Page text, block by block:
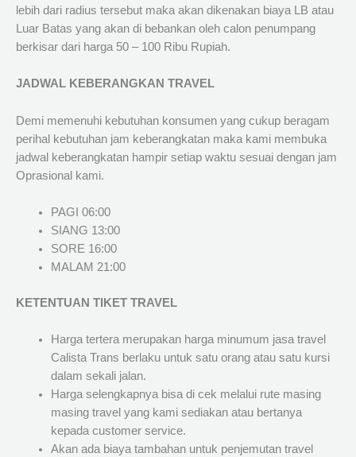
lebih dari radius tersebut maka akan dikenakan biaya LB atau
Luar Batas yang akan di bebankan oleh calon penumpang
berkisar dari harga 50 – 100 Ribu Rupiah.
JADWAL KEBERANGKAN TRAVEL
Demi memenuhi kebutuhan konsumen yang cukup beragam
perihal kebutuhan jam keberangkatan maka kami membuka
jadwal keberangkatan hampir setiap waktu sesuai dengan jam
Oprasional kami.
PAGI 06:00
SIANG 13:00
SORE 16:00
MALAM 21:00
KETENTUAN TIKET TRAVEL
Harga tertera merupakan harga minumum jasa travel
Calista Trans berlaku untuk satu orang atau satu kursi
dalam sekali jalan.
Harga selengkapnya bisa di cek melalui rute masing
masing travel yang kami sediakan atau bertanya
kepada customer service.
Akan ada biaya tambahan untuk penjemutan travel